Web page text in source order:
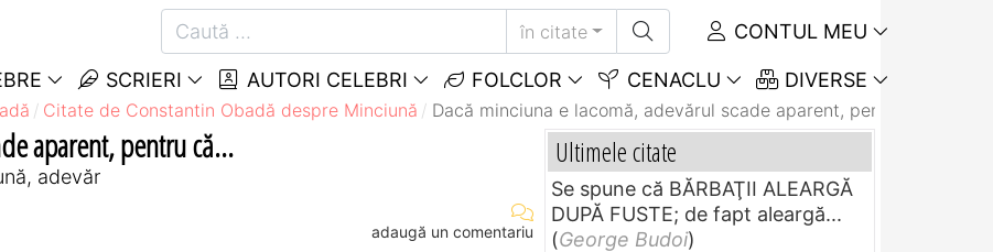
în citate CONTUL MEU
SCRIERI AUTORI CELEBRI FOLCLOR CENACLU DIVERSE
Citate de Constantin Obadă despre Minciună Dacă minciuna e lacomă, adevărul scade aparent, pentru că...
aparent, pentru că...
adevăr
adaugă un comentariu
Ultimele citate
Se spune că BĂRBAŢII ALEARGĂ
DUPĂ FUSTE; de fapt aleargă...
(George Budoi)